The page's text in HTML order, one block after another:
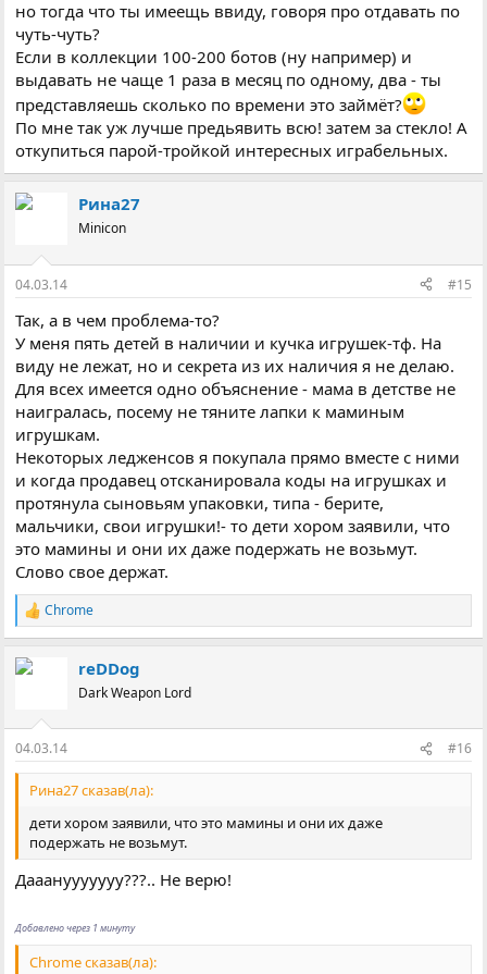
но тогда что ты имеещь ввиду, говоря про отдавать по
чуть-чуть?
Если в коллекции 100-200 ботов (ну например) и
выдавать не чаще 1 раза в месяц по одному, два - ты
представляешь сколько по времени это займёт?
По мне так уж лучше предьявить всю! затем за стекло! А
откупиться парой-тройкой интересных играбельных.
Рина27
Minicon
04.03.14 #15
Так, а в чем проблема-то?
У меня пять детей в наличии и кучка игрушек-тф. На
виду не лежат, но и секрета из их наличия я не делаю.
Для всех имеется одно объяснение - мама в детстве не
наигралась, посему не тяните лапки к маминым
игрушкам.
Некоторых ледженсов я покупала прямо вместе с ними
и когда продавец отсканировала коды на игрушках и
протянула сыновьям упаковки, типа - берите,
мальчики, свои игрушки!- то дети хором заявили, что
это мамины и они их даже подержать не возьмут.
Слово свое держат.
Р
е
к
Chrome
reDDog
Dark Weapon Lord
04.03.14 #16
Рина27 сказав(ла):
дети хором заявили, что это мамины и они их даже
подержать не возьмут.
Дааанууууууу???.. Не верю!
Добавлено через 1 минуту
Chrome сказав(ла):